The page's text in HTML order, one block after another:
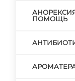
ПОМОЩЬ